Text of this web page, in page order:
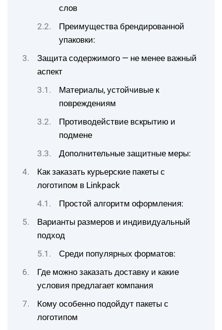
слов
Преимущества брендированной
упаковки:
Защита содержимого — не менее важный
аспект
Материалы, устойчивые к
повреждениям
Противодействие вскрытию и
подмене
Дополнительные защитные меры:
Как заказать курьерские пакеты с
логотипом в Linkpack
Простой алгоритм оформления:
Варианты размеров и индивидуальный
подход
Среди популярных форматов:
Где можно заказать доставку и какие
условия предлагает компания
Кому особенно подойдут пакеты с
логотипом